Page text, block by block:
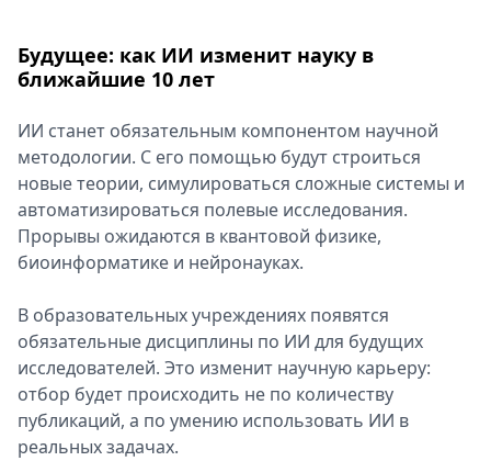
Будущее: как ИИ изменит науку в
ближайшие 10 лет
ИИ станет обязательным компонентом научной
методологии. С его помощью будут строиться
новые теории, симулироваться сложные системы и
автоматизироваться полевые исследования.
Прорывы ожидаются в квантовой физике,
биоинформатике и нейронауках.
В образовательных учреждениях появятся
обязательные дисциплины по ИИ для будущих
исследователей. Это изменит научную карьеру:
отбор будет происходить не по количеству
публикаций, а по умению использовать ИИ в
реальных задачах.